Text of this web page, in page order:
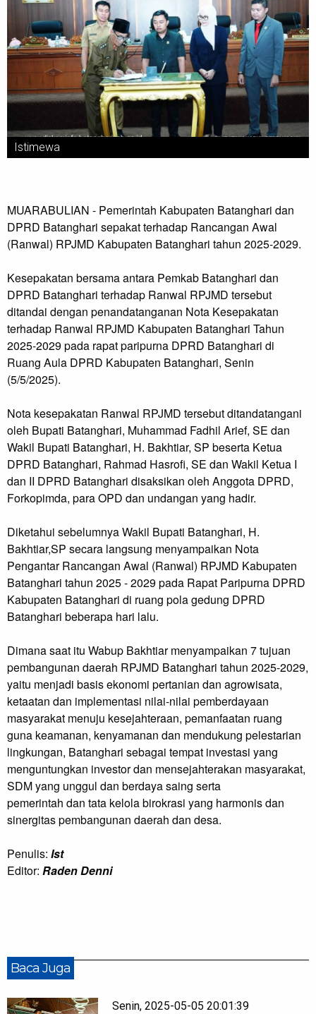
Istimewa
MUARABULIAN - Pemerintah Kabupaten Batanghari dan
DPRD Batanghari sepakat terhadap Rancangan Awal
(Ranwal) RPJMD Kabupaten Batanghari tahun 2025-2029.
Kesepakatan bersama antara Pemkab Batanghari dan
DPRD Batanghari terhadap Ranwal RPJMD tersebut
ditandai dengan penandatanganan Nota Kesepakatan
terhadap Ranwal RPJMD Kabupaten Batanghari Tahun
2025-2029 pada rapat paripurna DPRD Batanghari di
Ruang Aula DPRD Kabupaten Batanghari, Senin
(5/5/2025).
Nota kesepakatan Ranwal RPJMD tersebut ditandatangani
oleh Bupati Batanghari, Muhammad Fadhil Arief, SE dan
Wakil Bupati Batanghari, H. Bakhtiar, SP beserta Ketua
DPRD Batanghari, Rahmad Hasrofi, SE dan Wakil Ketua I
dan II DPRD Batanghari disaksikan oleh Anggota DPRD,
Forkopimda, para OPD dan undangan yang hadir.
Diketahui sebelumnya Wakil Bupati Batanghari, H.
Bakhtiar,SP secara langsung menyampaikan Nota
Pengantar Rancangan Awal (Ranwal) RPJMD Kabupaten
Batanghari tahun 2025 - 2029 pada Rapat Paripurna DPRD
Kabupaten Batanghari di ruang pola gedung DPRD
Batanghari beberapa hari lalu.
Dimana saat itu Wabup Bakhtiar menyampaikan 7 tujuan
pembangunan daerah RPJMD Batanghari tahun 2025-2029,
yaitu menjadi basis ekonomi pertanian dan agrowisata,
ketaatan dan implementasi nilai-nilai pemberdayaan
masyarakat menuju kesejahteraan, pemanfaatan ruang
guna keamanan, kenyamanan dan mendukung pelestarian
lingkungan, Batanghari sebagai tempat investasi yang
menguntungkan investor dan mensejahterakan masyarakat,
SDM yang unggul dan berdaya saing serta
pemerintah dan tata kelola birokrasi yang harmonis dan
sinergitas pembangunan daerah dan desa.
Penulis: Ist
Editor: Raden Denni
Baca Juga
Senin, 2025-05-05 20:01:39